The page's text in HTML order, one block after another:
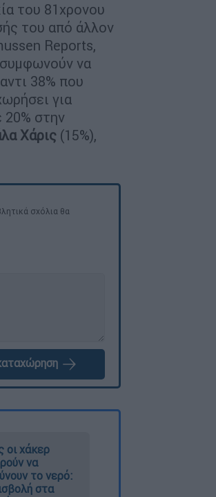
του 81χρονου
του από άλλον
Reports,
συμφωνούν να
38% που
για
20% στην
Χάρις (15%),
σχόλια θα
οι χάκερ
να
το νερό:
στα